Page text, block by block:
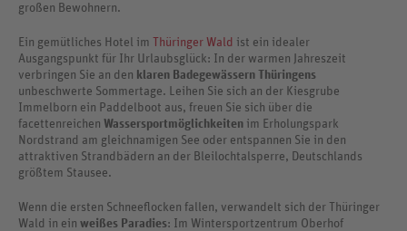
großen Bewohnern.
Ein gemütliches Hotel im Thüringer Wald ist ein idealer
Ausgangspunkt für Ihr Urlaubsglück: In der warmen Jahreszeit
verbringen Sie an den klaren Badegewässern Thüringens
unbeschwerte Sommertage. Leihen Sie sich an der Kiesgrube
Immelborn ein Paddelboot aus, freuen Sie sich über die
facettenreichen Wassersportmöglichkeiten im Erholungspark
Nordstrand am gleichnamigen See oder entspannen Sie in den
attraktiven Strandbädern an der Bleilochtalsperre, Deutschlands
größtem Stausee.
Wenn die ersten Schneeflocken fallen, verwandelt sich der Thüringer
Wald in ein weißes Paradies: Im Wintersportzentrum Oberhof